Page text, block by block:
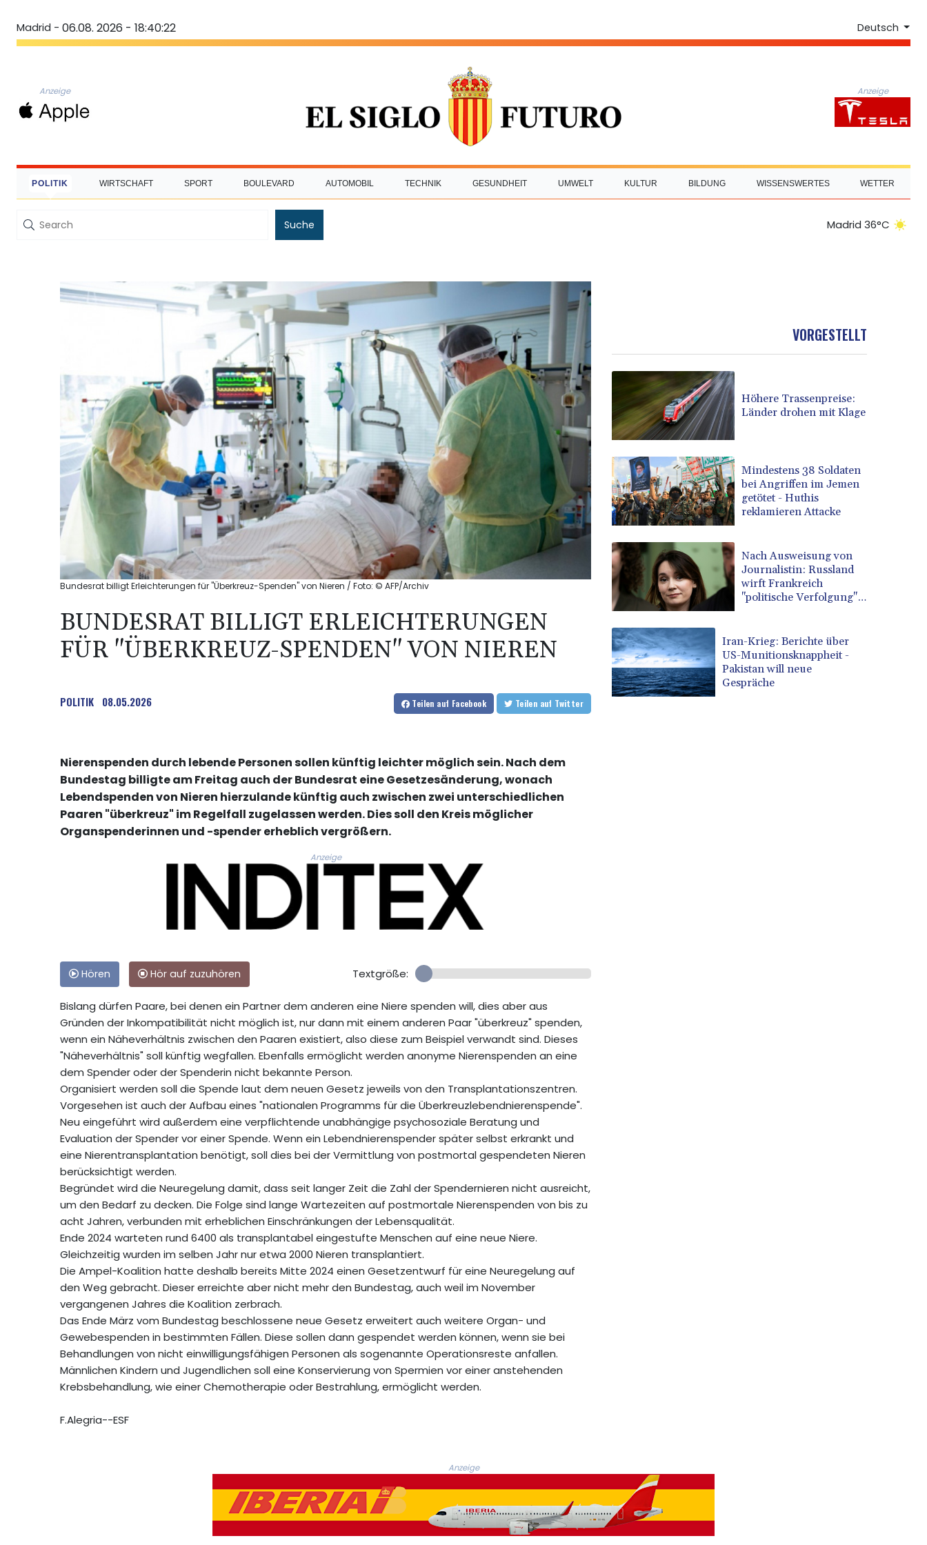
Madrid - 06.08. 2026 - 18:40:23 Deutsch
Anzeige Anzeige
POLITIK WIRTSCHAFT SPORT BOULEVARD AUTOMOBIL TECHNIK GESUNDHEIT UMWELT KULTUR BILDUNG WISSENSWERTES WETTER
Suche Madrid 36°C
Bundesrat billigt Erleichterungen für "Überkreuz-Spenden" von Nieren / Foto: © AFP/Archiv
BUNDESRAT BILLIGT ERLEICHTERUNGEN
FÜR "ÜBERKREUZ-SPENDEN" VON NIEREN
POLITIK 08.05.2026 Teilen auf Facebook Teilen auf Twitter
Nierenspenden durch lebende Personen sollen künftig leichter möglich sein. Nach dem
Bundestag billigte am Freitag auch der Bundesrat eine Gesetzesänderung, wonach
Lebendspenden von Nieren hierzulande künftig auch zwischen zwei unterschiedlichen
Paaren "überkreuz" im Regelfall zugelassen werden. Dies soll den Kreis möglicher
Organspenderinnen und -spender erheblich vergrößern.
Anzeige
Hören Hör auf zuzuhören Textgröße:
Bislang dürfen Paare, bei denen ein Partner dem anderen eine Niere spenden will, dies aber aus
Gründen der Inkompatibilität nicht möglich ist, nur dann mit einem anderen Paar "überkreuz" spenden,
wenn ein Näheverhältnis zwischen den Paaren existiert, also diese zum Beispiel verwandt sind. Dieses
"Näheverhältnis" soll künftig wegfallen. Ebenfalls ermöglicht werden anonyme Nierenspenden an eine
dem Spender oder der Spenderin nicht bekannte Person.
Organisiert werden soll die Spende laut dem neuen Gesetz jeweils von den Transplantationszentren.
Vorgesehen ist auch der Aufbau eines "nationalen Programms für die Überkreuzlebendnierenspende".
Neu eingeführt wird außerdem eine verpflichtende unabhängige psychosoziale Beratung und
Evaluation der Spender vor einer Spende. Wenn ein Lebendnierenspender später selbst erkrankt und
eine Nierentransplantation benötigt, soll dies bei der Vermittlung von postmortal gespendeten Nieren
berücksichtigt werden.
Begründet wird die Neuregelung damit, dass seit langer Zeit die Zahl der Spendernieren nicht ausreicht,
um den Bedarf zu decken. Die Folge sind lange Wartezeiten auf postmortale Nierenspenden von bis zu
acht Jahren, verbunden mit erheblichen Einschränkungen der Lebensqualität.
Ende 2024 warteten rund 6400 als transplantabel eingestufte Menschen auf eine neue Niere.
Gleichzeitig wurden im selben Jahr nur etwa 2000 Nieren transplantiert.
Die Ampel-Koalition hatte deshalb bereits Mitte 2024 einen Gesetzentwurf für eine Neuregelung auf
den Weg gebracht. Dieser erreichte aber nicht mehr den Bundestag, auch weil im November
vergangenen Jahres die Koalition zerbrach.
Das Ende März vom Bundestag beschlossene neue Gesetz erweitert auch weitere Organ- und
Gewebespenden in bestimmten Fällen. Diese sollen dann gespendet werden können, wenn sie bei
Behandlungen von nicht einwilligungsfähigen Personen als sogenannte Operationsreste anfallen.
Männlichen Kindern und Jugendlichen soll eine Konservierung von Spermien vor einer anstehenden
Krebsbehandlung, wie einer Chemotherapie oder Bestrahlung, ermöglicht werden.
F.Alegria--ESF
VORGESTELLT
Höhere Trassenpreise:
Länder drohen mit Klage
Mindestens 38 Soldaten
bei Angriffen im Jemen
getötet - Huthis
reklamieren Attacke
Nach Ausweisung von
Journalistin: Russland
wirft Frankreich
"politische Verfolgung"
Iran-Krieg: Berichte über
US-Munitionsknappheit -
Pakistan will neue
Gespräche
Anzeige